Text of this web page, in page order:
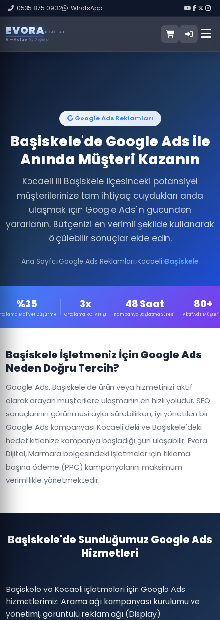
0535 875 09 32 WhatsApp
EVORA DIJITAL
V — Value (İş Değeri)
Google Ads Reklamları
Başiskele'de Google Ads ile
Anında Müşteri Kazanın
Kocaeli ili Başiskele ilçesindeki potansiyel
müşterilerinize tam ihtiyaç duydukları anda
ulaşmak için Google Ads'in gücünden
yararlanın. Bütçenizi en verimli şekilde kullanarak
ölçülebilir sonuçlar elde edin.
Ana Sayfa Google Ads Reklamları Kocaeli Başiskele
%35
Maliyet Düşürme
3x
Ortalama ROI Artışı
48 Saat
Kampanya Başlatma Süresi
80+
Aktif Ads
Başiskele İşletmeniz İçin Google Ads
Neden Doğru Tercih?
Google Ads, Başiskele'de ürün veya hizmetinizi aktif
olarak arayan müşterilere ulaşmanın en hızlı yoludur. SEO
sonuçlarının görünmesi aylar sürebilirken, iyi yönetilen bir
Google Ads kampanyası Kocaeli'deki ve Başiskele'deki
hedef kitlenize kampanya başladığı gün ulaşabilir. Evora
Dijital, Marmara bölgesindeki işletmeler için tıklama
başına ödeme (PPC) kampanyalarını maksimum
verimlilikle yönetmektedir.
Başiskele'de Sunduğumuz Google Ads
Hizmetleri
Başiskele ve Kocaeli işletmeleri için Google Ads
hizmetlerimiz: Arama ağı kampanyası kurulumu ve
yönetimi, görüntülü reklam ağı (Display)